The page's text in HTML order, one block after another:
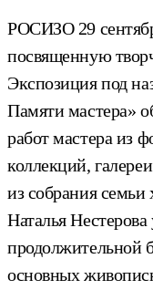
РОСИЗО 29
посвященную
Экспозиция под
Памяти мастера»
работ мастера из
коллекций,
из собрания семьи
Наталья Нестерова
продолжительной
основных